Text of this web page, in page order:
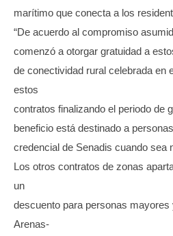
marítimo que conecta a los
“De acuerdo al compromiso
comenzó a otorgar gratuidad a
de conectividad rural celebrada
estos
contratos finalizando el periodo de
beneficio está destinado a
credencial de Senadis cuando sea
Los otros contratos de zonas
un
descuento para personas
Arenas-